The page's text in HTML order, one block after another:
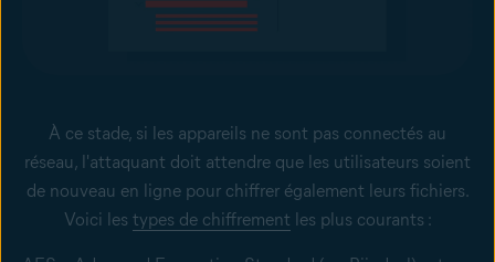
À ce stade, si les appareils ne sont pas connectés au
réseau, l'attaquant doit attendre que les utilisateurs soient
de nouveau en ligne pour chiffrer également leurs fichiers.
Voici les types de chiffrement les plus courants :